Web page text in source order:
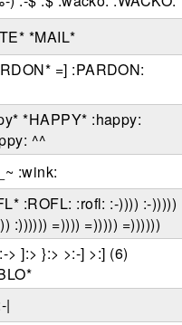
*MAIL*
=] :PARDON:
*HAPPY* :happy:
^^
:wink:
:ROFL: :rofl: :-)))) :-)))))
:)))))) =)))) =))))) =))))))
> ]:> }:> >:-] >:] (6)
|